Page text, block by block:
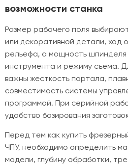
возможности станка
Размер рабочего поля
или декоративной детали, ход
рельефа, а мощность
инструмента и режиму съема.
важны жесткость портала,
совместимость системы
программой. При серийной
удобство базирования
Перед тем как купить
ЧПУ, необходимо определить
модели, глубину обработки,